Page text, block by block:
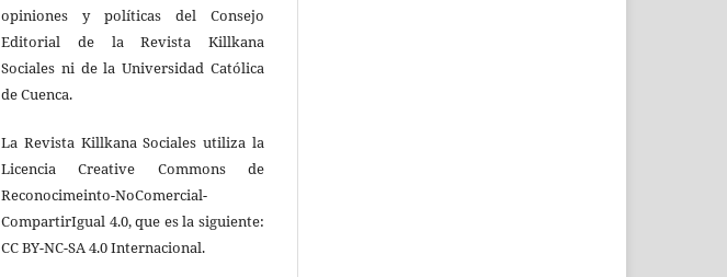
opiniones y políticas del Consejo
Editorial de la Revista Killkana
Sociales ni de la Universidad Católica
de Cuenca.
La Revista Killkana Sociales utiliza la
Licencia Creative Commons de
Reconocimeinto-NoComercial-
CompartirIgual 4.0, que es la siguiente:
CC BY-NC-SA 4.0 Internacional.